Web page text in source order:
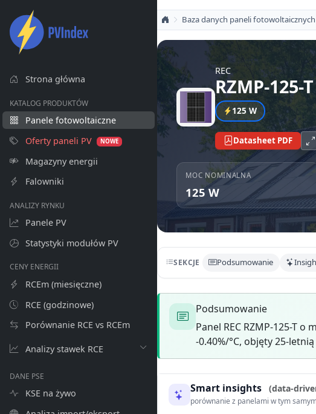
Strona główna
KATALOG PRODUKTÓW
Panele fotowoltaiczne
Oferty paneli PV
NOWE
Magazyny energii
Falowniki
ANALIZY RYNKU
Panele PV
Statystyki modułów PV
CENY ENERGII
RCEm (miesięczne)
RCE (godzinowe)
Porównanie RCE vs RCEm
Analizy stawek RCE
DANE PSE
KSE na żywo
Baza danych paneli fotowoltaicznych
REC
RZMP-125-T
125 W
Datasheet PDF
MOC NOMINALNA
125 W
SEKCJE Podsumowanie
Podsumowanie
Panel REC RZMP-125-T
-0.40%/°C, objęty 25-
Smart insights (data-
porównanie z panelami w tym